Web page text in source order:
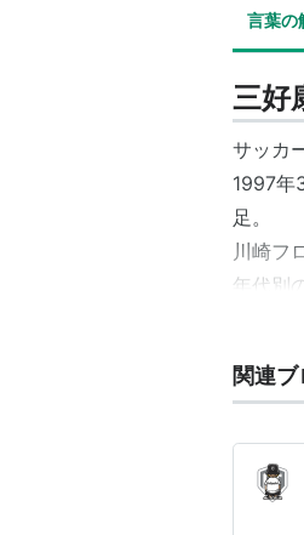
言葉の
三好
サッカ
1997年
足。
川崎フ
年代別
所属ク
川
2015-
関連ブ